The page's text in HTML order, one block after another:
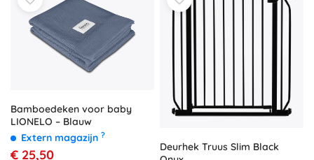
Bamboedeken voor baby
LIONELO – Blauw
Extern magazijn ?
€ 25,50
Deurhek Truus Slim Black